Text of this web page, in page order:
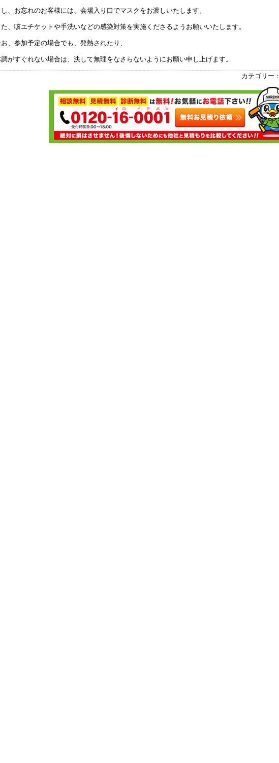
、お忘れのお客様には、会場入り口でマスクをお渡しいたします。
、咳エチケットや手洗いなどの感染対策を実施くださるようお願いいたします。
、参加予定の場合でも、発熱されたり、
がすぐれない場合は、決して無理をなさらないようにお願い申し上げます。
カテゴリー：